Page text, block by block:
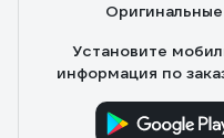
Установите
информация по